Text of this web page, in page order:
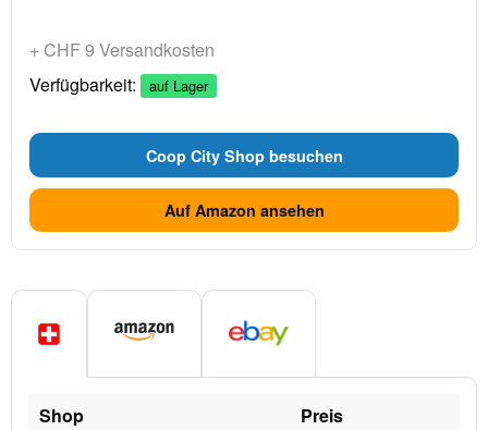
+ CHF 9 Versandkosten
Verfügbarkeit:
auf Lager
Coop City Shop besuchen
Auf Amazon ansehen
Shop Preis